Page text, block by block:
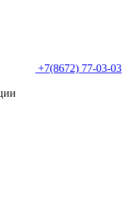
+7(8672) 77-03-03